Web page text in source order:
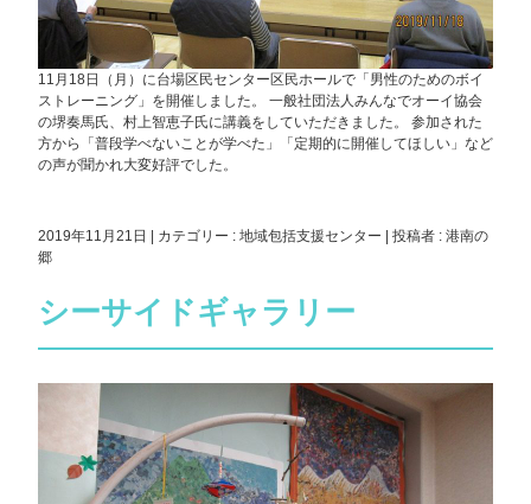
11月18日（月）に台場区民センター区民ホールで「男性のためのボイ
ストレーニング」を開催しました。 一般社団法人みんなでオーイ協会
の堺奏馬氏、村上智恵子氏に講義をしていただきました。 参加された
方から「普段学べないことが学べた」「定期的に開催してほしい」など
の声が聞かれ大変好評でした。
2019年11月21日 カテゴリー : 地域包括支援センター
投稿者 : 港南の
郷
シーサイドギャラリー